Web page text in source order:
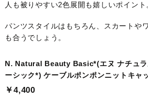
人も被りやすい2色展開も嬉しいポイント
パンツスタイルはもちろん、スカートや
も合うでしょう。
N. Natural Beauty Basic*(エヌ ナチュラ
ーシック*) ケーブルポンポンニットキャ
￥4,400